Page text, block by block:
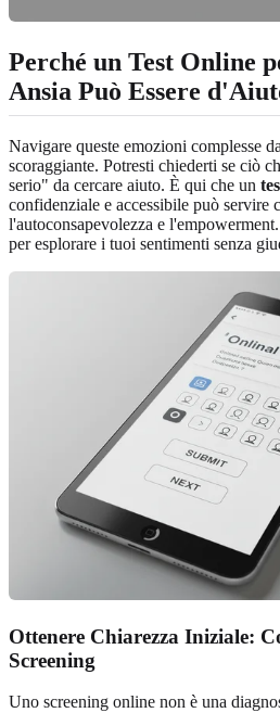
Perché un Test Online
Ansia Può Essere
Navigare queste emozioni complesse
scoraggiante. Potresti chiederti se ciò
serio" da cercare aiuto. È qui che un
confidenziale e accessibile può servire
l'autoconsapevolezza e
per esplorare i tuoi sentimenti senza
Ottenere Chiarezza Iniziale:
Screening
Uno screening online non è una